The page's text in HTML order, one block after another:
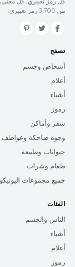
من 3,700 رمز تعبيري.
تصفح
أشخاص وجسم
أعلام
أشياء
رموز
سفر وأماكن
وجوه ضاحكة وعواطف
حيوانات وطبيعة
طعام وشراب
جميع مجموعات
الفئات
الناس والجسم
أشياء
أعلام
رموز